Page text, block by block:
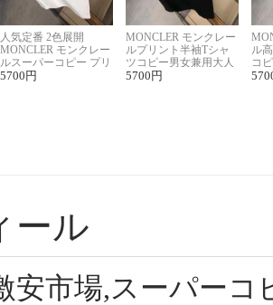
人気定番 2色展開
MONCLER モンクレー
ルスーパーコピー プリ
ント半袖Tシャツ
5700 円
MONCLER モンクレー
ルプリント半袖Tシャ
ツコピー男女兼用大人
可愛い春夏コーデ
5700 円
ル
コ
ィ
ール
安市場,スーパー